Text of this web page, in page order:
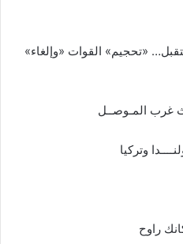
«تحجيم» القوات «وإلغاء»
غرب المـوصــل
وتركيا
راوح